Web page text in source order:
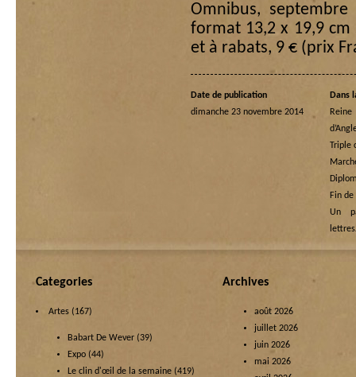
Omnibus,
format 13,2 x 19,9
et à rabats, 9 € (prix
Date de publication
dimanche 23 novembre 2014
Dans
Triple
Fin
Un
Categories
Artes (167)
Babart De Wever (39)
Expo (44)
Le clin d'œil de la semaine (419)
Archives
août 2026
juillet 2026
juin 2026
mai 2026